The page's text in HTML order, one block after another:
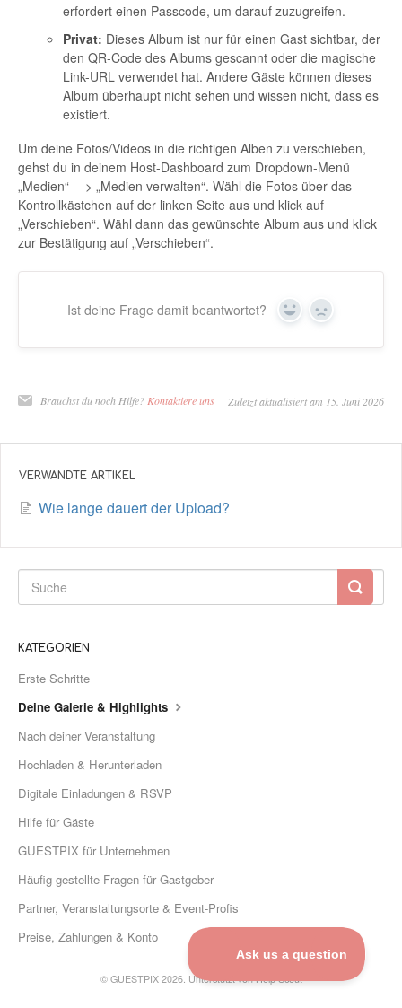
erfordert einen Passcode, um darauf zuzugreifen.
Privat: Dieses Album ist nur für einen Gast sichtbar, der
den QR-Code des Albums gescannt oder die magische
Link-URL verwendet hat. Andere Gäste können dieses
Album überhaupt nicht sehen und wissen nicht, dass es
existiert.
Um deine Fotos/Videos in die richtigen Alben zu verschieben,
gehst du in deinem Host-Dashboard zum Dropdown-Menü
„Medien“ —> „Medien verwalten“. Wähl die Fotos über das
Kontrollkästchen auf der linken Seite aus und klick auf
„Verschieben“. Wähl dann das gewünschte Album aus und klick
zur Bestätigung auf „Verschieben“.
Ist deine Frage damit beantwortet? Ja Nein
Brauchst du noch Hilfe?Kontaktiere uns Zuletzt aktualisiert am 15. Juni 2026
VERWANDTE ARTIKEL
Wie lange dauert der Upload?
KATEGORIEN
Erste Schritte
Deine Galerie & Highlights
Nach deiner Veranstaltung
Hochladen & Herunterladen
Digitale Einladungen & RSVP
Hilfe für Gäste
GUESTPIX für Unternehmen
Häufig gestellte Fragen für Gastgeber
Partner, Veranstaltungsorte & Event-Profis
Preise, Zahlungen & Konto
©GUESTPIX 2026. Unterstützt vonHelp Scout